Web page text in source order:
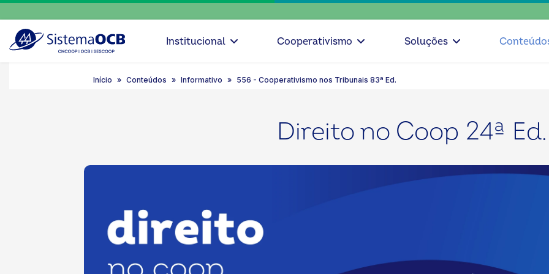
Institucional Cooperativismo Soluções
Início Conteúdos Informativo 556 - Cooperativismo nos Tribunais 83ª Ed.
Direito no Coop 24ª Ed.